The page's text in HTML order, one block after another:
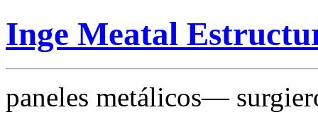
Inge Meatal
paneles metálicos—